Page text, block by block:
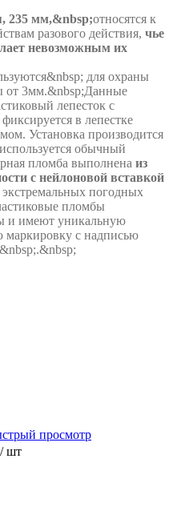
235 мм,&nbsp;относятся к
разового действия, чье
невозможным их
для охраны
от 3мм.&nbsp;Данные
лепесток с
в лепестке
Установка производится
обычный
пломба выполнена из
с нейлоновой вставкой
погодных
пломбы
и имеют уникальную
с надписью
&nbsp;.&nbsp;
просмотр
/ шт